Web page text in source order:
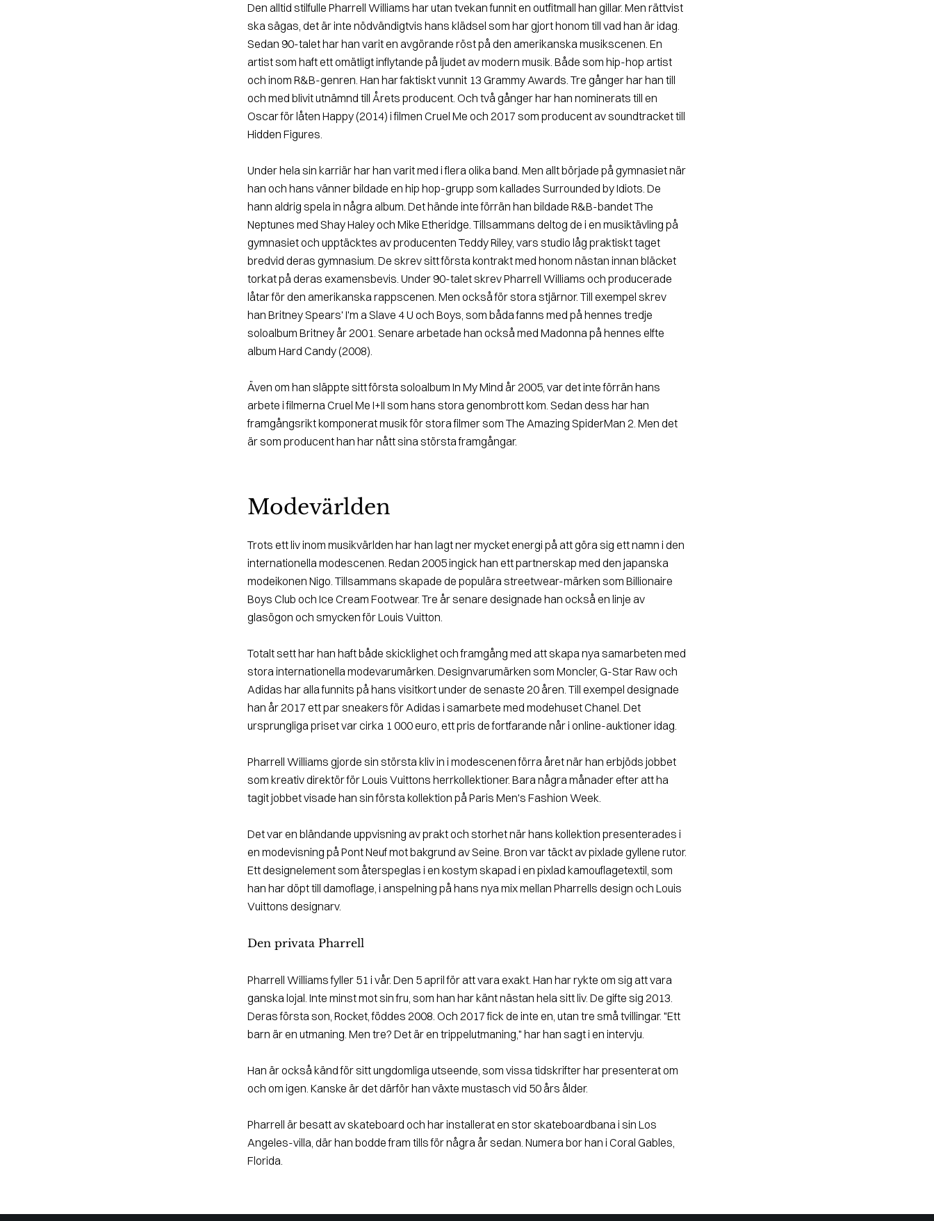
Den alltid stilfulle Pharrell Williams har utan tvekan funnit en outfitmall han gillar. Men rättvist
ska sägas, det är inte nödvändigtvis hans klädsel som har gjort honom till vad han är idag.
Sedan 90-talet har han varit en avgörande röst på den amerikanska musikscenen. En
artist som haft ett omätligt inflytande på ljudet av modern musik. Både som hip-hop artist
och inom R&B-genren. Han har faktiskt vunnit 13 Grammy Awards. Tre gånger har han till
och med blivit utnämnd till Årets producent. Och två gånger har han nominerats till en
Oscar för låten Happy (2014) i filmen Cruel Me och 2017 som producent av soundtracket till
Hidden Figures.
Under hela sin karriär har han varit med i flera olika band. Men allt började på gymnasiet när
han och hans vänner bildade en hip hop-grupp som kallades Surrounded by Idiots. De
hann aldrig spela in några album. Det hände inte förrän han bildade R&B-bandet The
Neptunes med Shay Haley och Mike Etheridge. Tillsammans deltog de i en musiktävling på
gymnasiet och upptäcktes av producenten Teddy Riley, vars studio låg praktiskt taget
bredvid deras gymnasium. De skrev sitt första kontrakt med honom nästan innan bläcket
torkat på deras examensbevis. Under 90-talet skrev Pharrell Williams och producerade
låtar för den amerikanska rappscenen. Men också för stora stjärnor. Till exempel skrev
han Britney Spears' I'm a Slave 4 U och Boys, som båda fanns med på hennes tredje
soloalbum Britney år 2001. Senare arbetade han också med Madonna på hennes elfte
album Hard Candy (2008).
Även om han släppte sitt första soloalbum In My Mind år 2005, var det inte förrän hans
arbete i filmerna Cruel Me I+II som hans stora genombrott kom. Sedan dess har han
framgångsrikt komponerat musik för stora filmer som The Amazing SpiderMan 2. Men det
är som producent han har nått sina största framgångar.
Modevärlden
Trots ett liv inom musikvärlden har han lagt ner mycket energi på att göra sig ett namn i den
internationella modescenen. Redan 2005 ingick han ett partnerskap med den japanska
modeikonen Nigo. Tillsammans skapade de populära streetwear-märken som Billionaire
Boys Club och Ice Cream Footwear. Tre år senare designade han också en linje av
glasögon och smycken för Louis Vuitton.
Totalt sett har han haft både skicklighet och framgång med att skapa nya samarbeten med
stora internationella modevarumärken. Designvarumärken som Moncler, G-Star Raw och
Adidas har alla funnits på hans visitkort under de senaste 20 åren. Till exempel designade
han år 2017 ett par sneakers för Adidas i samarbete med modehuset Chanel. Det
ursprungliga priset var cirka 1 000 euro, ett pris de fortfarande når i online-auktioner idag.
Pharrell Williams gjorde sin största kliv in i modescenen förra året när han erbjöds jobbet
som kreativ direktör för Louis Vuittons herrkollektioner. Bara några månader efter att ha
tagit jobbet visade han sin första kollektion på Paris Men's Fashion Week.
Det var en bländande uppvisning av prakt och storhet när hans kollektion presenterades i
en modevisning på Pont Neuf mot bakgrund av Seine. Bron var täckt av pixlade gyllene rutor.
Ett designelement som återspeglas i en kostym skapad i en pixlad kamouflagetextil, som
han har döpt till damoflage, i anspelning på hans nya mix mellan Pharrells design och Louis
Vuittons designarv.
Den privata Pharrell
Pharrell Williams fyller 51 i vår. Den 5 april för att vara exakt. Han har rykte om sig att vara
ganska lojal. Inte minst mot sin fru, som han har känt nästan hela sitt liv. De gifte sig 2013.
Deras första son, Rocket, föddes 2008. Och 2017 fick de inte en, utan tre små tvillingar. "Ett
barn är en utmaning. Men tre? Det är en trippelutmaning," har han sagt i en intervju.
Han är också känd för sitt ungdomliga utseende, som vissa tidskrifter har presenterat om
och om igen. Kanske är det därför han växte mustasch vid 50 års ålder.
Pharrell är besatt av skateboard och har installerat en stor skateboardbana i sin Los
Angeles-villa, där han bodde fram tills för några år sedan. Numera bor han i Coral Gables,
Florida.